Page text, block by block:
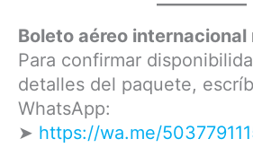
Boleto aéreo internacional
Para confirmar
detalles del paquete,
WhatsApp:
➤ https://wa.me/